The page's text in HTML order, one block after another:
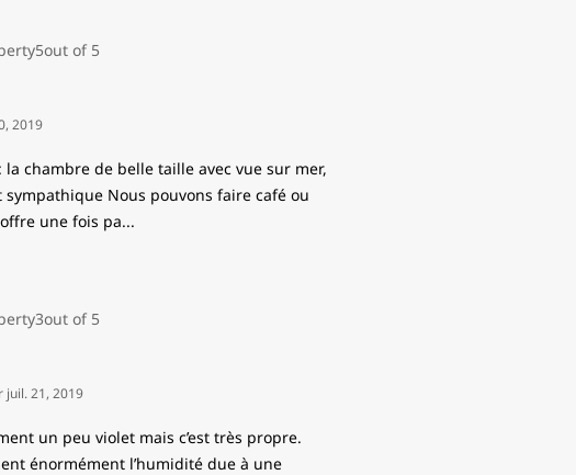
2019
chambre de belle taille avec vue sur mer,
Nous pouvons faire café ou
une fois pa...
juil. 21, 2019
un peu violet mais c’est très propre.
énormément l’humidité due à une